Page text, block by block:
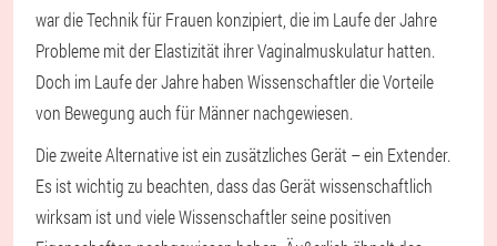
war die Technik für Frauen konzipiert, die im Laufe der Jahre
Probleme mit der Elastizität ihrer Vaginalmuskulatur hatten.
Doch im Laufe der Jahre haben Wissenschaftler die Vorteile
von Bewegung auch für Männer nachgewiesen.
Die zweite Alternative ist ein zusätzliches Gerät – ein Extender.
Es ist wichtig zu beachten, dass das Gerät wissenschaftlich
wirksam ist und viele Wissenschaftler seine positiven